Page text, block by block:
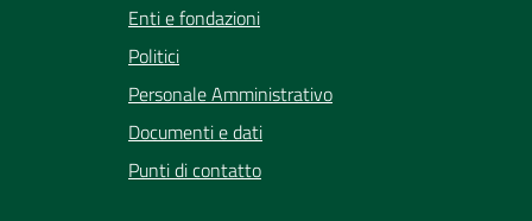
Enti e fondazioni
Politici
Personale Amministrativo
Documenti e dati
Punti di contatto